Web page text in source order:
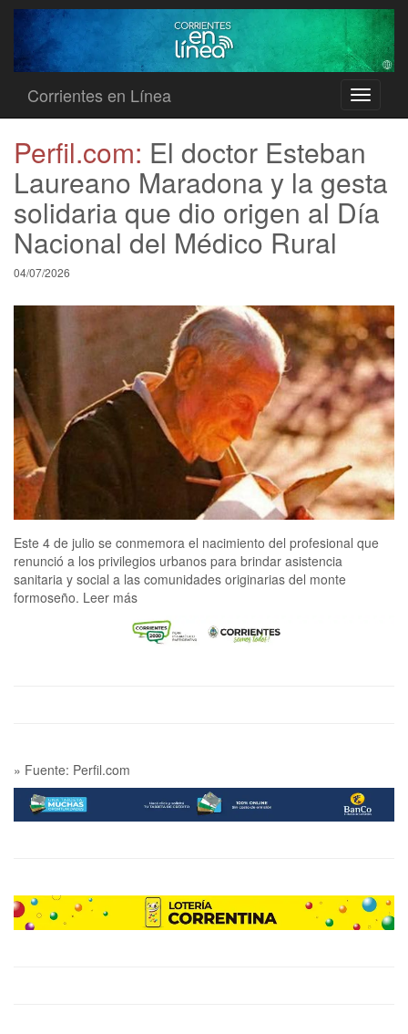
Toggle
Corrientes en Línea
Perfil.com: El doctor Esteban
Laureano Maradona y la gesta
solidaria que dio origen al Día
Nacional del Médico Rural
04/07/2026
Este 4 de julio se conmemora el nacimiento del profesional que
renunció a los privilegios urbanos para brindar asistencia
sanitaria y social a las comunidades originarias del monte
formoseño. Leer más
» Fuente: Perfil.com